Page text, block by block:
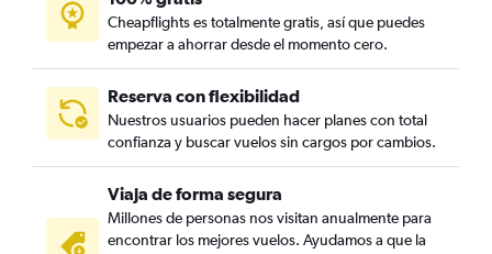
Cheapflights es totalmente gratis, así que puedes
empezar a ahorrar desde el momento cero.
Reserva con flexibilidad
Nuestros usuarios pueden hacer planes con total
confianza y buscar vuelos sin cargos por cambios.
Viaja de forma segura
Millones de personas nos visitan anualmente para
encontrar los mejores vuelos. Ayudamos a que la